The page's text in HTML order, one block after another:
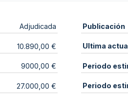
Adjudicada
10.890,00 €
9000,00 €
27.000,00 €
Publicación
Ultima
Periodo
Periodo